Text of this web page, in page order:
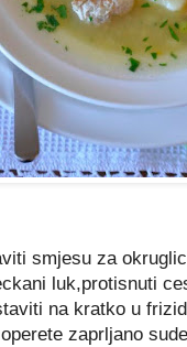
smjesu za
luk,protisnuti
na kratko u
zaprljano